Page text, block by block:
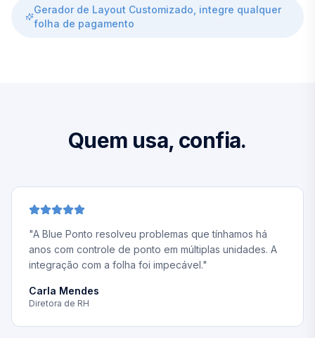
Gerador de Layout Customizado, integre qualquer
folha de pagamento
Quem usa, confia.
"A Blue Ponto resolveu problemas que tínhamos há
anos com controle de ponto em múltiplas unidades. A
integração com a folha foi impecável."
Carla Mendes
Diretora de RH